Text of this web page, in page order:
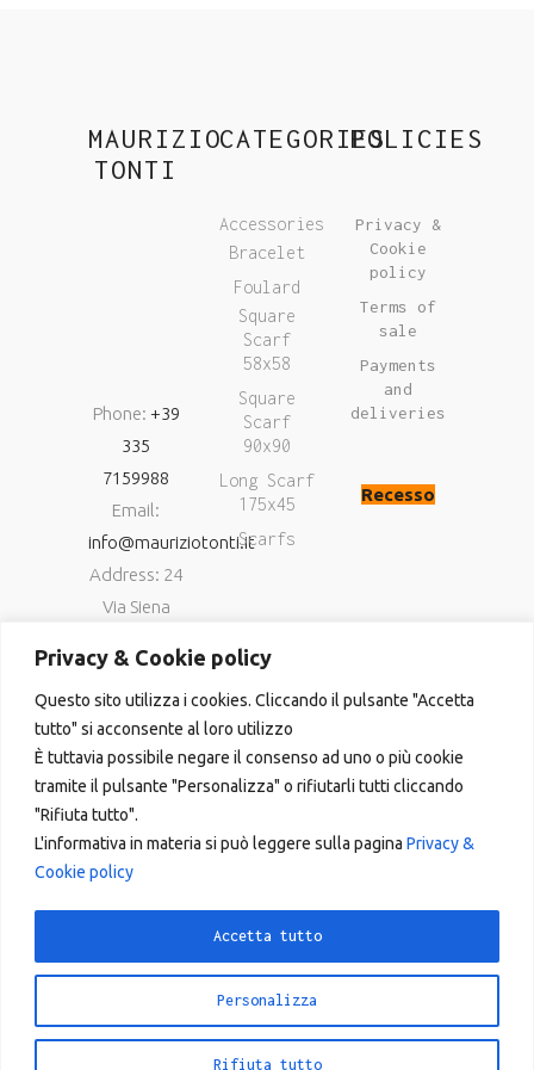
Privacy & Cookie policy
Questo sito utilizza i cookies. Cliccando il pulsante "Accetta
tutto" si acconsente al loro utilizzo
È tuttavia possibile negare il consenso ad uno o più cookie
tramite il pulsante "Personalizza" o rifiutarli tutti cliccando
"Rifiuta tutto".
L'informativa in materia si può leggere sulla pagina Privacy &
Cookie policy
Personalizza
Rifiuta tutto
Accetta tutto
MAURIZIO
TONTI
Phone: +39
335
7159988
Email:
info@mauriziotonti.it
Address: 24
Via Siena
Foligno (Pg)
P.IVA
03800870549
CATEGORIES
Accessories
Bracelet
Foulard
Square
Scarf
58x58
Square
Scarf
90x90
Long Scarf
175x45
Scarfs
POLICIES
Privacy &
Cookie
policy
Terms of
sale
Payments
and
deliveries
Recesso
Copyright © 2023
Instagram Facebook